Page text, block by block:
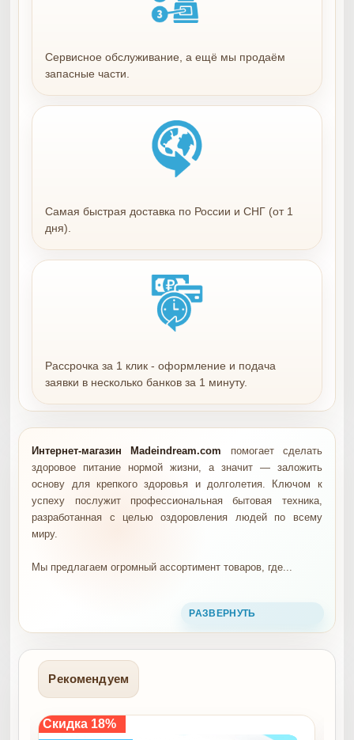
Сервисное обслуживание, а ещё мы продаём
запасные части.
Самая быстрая доставка по России и СНГ (от 1
дня).
Рассрочка за 1 клик - оформление и подача
заявки в несколько банков за 1 минуту.
Интернет-магазин Madeindream.com помогает сделать
здоровое питание нормой жизни, а значит — заложить
основу для крепкого здоровья и долголетия. Ключом к
успеху послужит профессиональная бытовая техника,
разработанная с целью оздоровления людей по всему
миру.
Мы предлагаем огромный ассортимент товаров, где...
Рекомендуем
Скидка 18%